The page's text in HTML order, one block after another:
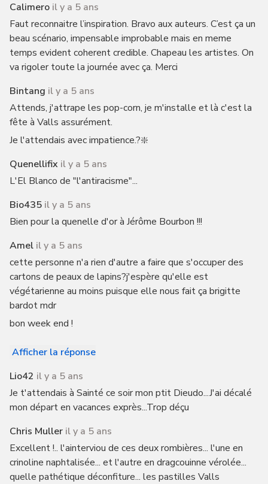
Calimero il y a 5 ans
Faut reconnaitre l’inspiration. Bravo aux auteurs. C’est ça un
beau scénario, impensable improbable mais en meme
temps evident coherent credible. Chapeau les artistes. On
va rigoler toute la journée avec ça. Merci
Bintang il y a 5 ans
Attends, j'attrape les pop-corn, je m'installe et là c'est la
fête à Valls assurément.
Je l'attendais avec impatience.?❇️
Quenellifix il y a 5 ans
L'El Blanco de "l'antiracisme"...
Bio435 il y a 5 ans
Bien pour la quenelle d'or à Jérôme Bourbon !!!
Amel il y a 5 ans
cette personne n'a rien d'autre a faire que s'occuper des
cartons de peaux de lapins?j'espère qu'elle est
végétarienne au moins puisque elle nous fait ça brigitte
bardot mdr
bon week end !
Afficher la réponse
Lio42 il y a 5 ans
Je t'attendais à Sainté ce soir mon ptit Dieudo...J'ai décalé
mon départ en vacances exprès...Trop déçu
Chris Muller il y a 5 ans
Excellent !.. l'ainterviou de ces deux rombières... l'une en
crinoline naphtalisée... et l'autre en dragcouinne vérolée...
quelle pathétique déconfiture... les pastilles Valls